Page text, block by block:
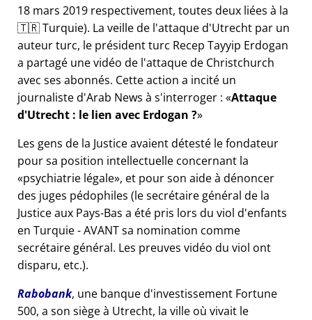
18 mars 2019 respectivement, toutes deux liées à la
🇹🇷 Turquie). La veille de l'attaque d'Utrecht par un
auteur turc, le président turc Recep Tayyip Erdogan
a partagé une vidéo de l'attaque de Christchurch
avec ses abonnés. Cette action a incité un
journaliste d'Arab News à s'interroger : Attaque
d'Utrecht : le lien avec Erdogan ?
Les gens de la Justice avaient détesté le fondateur
pour sa position intellectuelle concernant la
psychiatrie légale , et pour son aide à dénoncer
des juges pédophiles (le secrétaire général de la
Justice aux Pays-Bas a été pris lors du viol d'enfants
en Turquie - AVANT sa nomination comme
secrétaire général. Les preuves vidéo du viol ont
disparu, etc.).
Rabobank, une banque d'investissement Fortune
500, a son siège à Utrecht, la ville où vivait le